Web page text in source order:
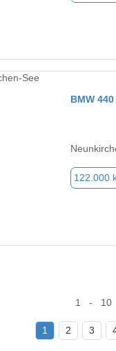
BMW 440
122.000
1 - 10
1 2 3